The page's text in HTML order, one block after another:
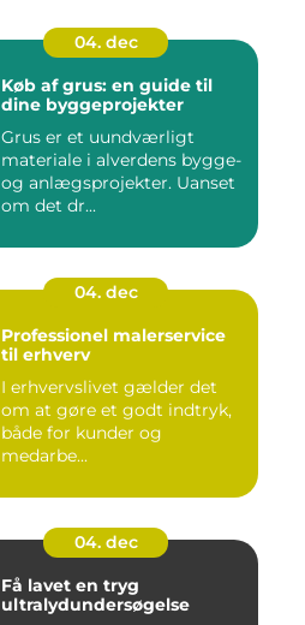
04. dec
Køb af grus: en guide til
dine byggeprojekter
Grus er et uundværligt
materiale i alverdens bygge-
og anlægsprojekter. Uanset
om det dr...
04. dec
Professionel malerservice
til erhverv
I erhvervslivet gælder det
om at gøre et godt indtryk,
både for kunder og
medarbe...
04. dec
Få lavet en tryg
ultralydundersøgelse